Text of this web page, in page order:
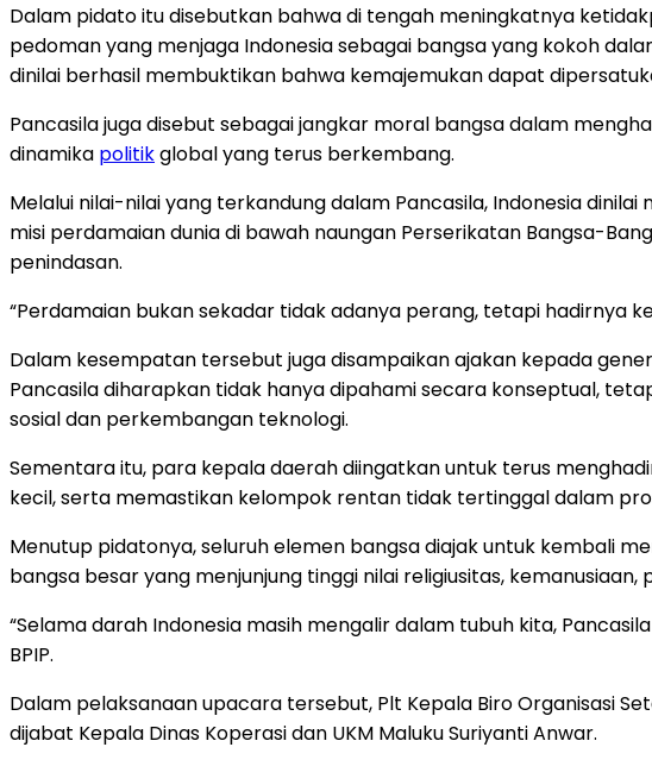
Dalam pidato itu disebutkan bahwa di tengah meningkatnya
pedoman yang menjaga Indonesia sebagai bangsa yang kokoh
dinilai berhasil membuktikan bahwa kemajemukan dapat
Pancasila juga disebut sebagai jangkar moral bangsa dalam
dinamika politikglobal yang terus berkembang.
Melalui nilai-nilai yang terkandung dalam Pancasila, Indonesia
misi perdamaian dunia di bawah naungan Perserikatan Bangsa-
penindasan.
“Perdamaian bukan sekadar tidak adanya perang, tetapi hadirnya
Dalam kesempatan tersebut juga disampaikan ajakan kepada
Pancasila diharapkan tidak hanya dipahami secara konseptual,
sosial dan perkembangan teknologi.
Sementara itu, para kepala daerah diingatkan untuk terus
kecil, serta memastikan kelompok rentan tidak tertinggal dalam
Menutup pidatonya, seluruh elemen bangsa diajak untuk kembali
bangsa besar yang menjunjung tinggi nilai religiusitas, kemanusiaan,
“Selama darah Indonesia masih mengalir dalam tubuh kita,
BPIP.
Dalam pelaksanaan upacara tersebut, Plt Kepala Biro Organisasi
dijabat Kepala Dinas Koperasi dan UKM Maluku Suriyanti Anwar.